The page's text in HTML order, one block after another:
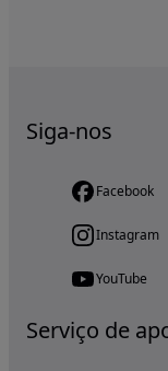
Siga-nos
Facebook
Instagram
YouTube
Serviço de